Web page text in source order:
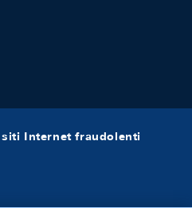
Internet fraudolenti